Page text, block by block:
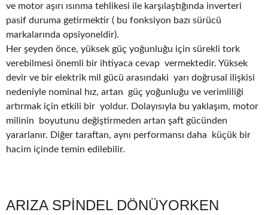
ve motor aşırı ısınma tehlikesi ile karşılaştığında inverteri
pasif duruma getirmektir ( bu fonksiyon bazı sürücü
markalarında opsiyoneldir).
Her şeyden önce, yüksek güç yoğunluğu için sürekli tork
verebilmesi önemli bir ihtiyaca cevap vermektedir. Yüksek
devir ve bir elektrik mil gücü arasındaki yarı doğrusal ilişkisi
nedeniyle nominal hız, artan güç yoğunluğu ve verimliliği
artırmak için etkili bir yoldur. Dolayısıyla bu yaklaşım, motor
milinin boyutunu değiştirmeden artan şaft gücünden
yararlanır. Diğer taraftan, aynı performansı daha küçük bir
hacim içinde temin edilebilir.
ARIZA SPİNDEL DÖNÜYORKEN